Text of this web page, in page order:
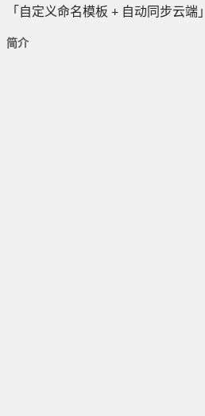
「自定义命名模板 + 自动同步云端」
简介